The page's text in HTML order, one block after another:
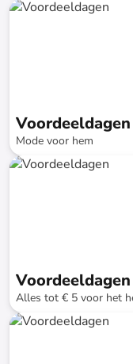
tot-74%* Snellere
Voordeeldagen
Mode voor hem
tot-74%* Snellere
Voordeeldagen
Alles tot € 5 voor het
tot-74%* Snellere